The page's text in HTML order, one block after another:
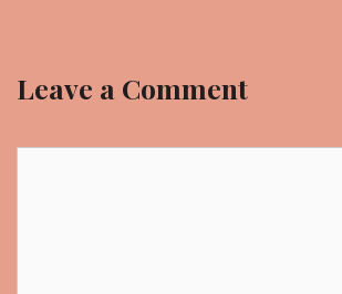
Leave a Comment